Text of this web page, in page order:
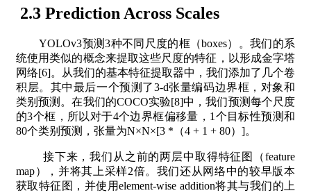
2.3 Prediction Across Scales
YOLOv3预测3种不同尺度的框（boxes）。我们的系
统使用类似的概念来提取这些尺度的特征，以形成金字塔
网络[6]。从我们的基本特征提取器中，我们添加了几个卷
积层。其中最后一个预测了3-d张量编码边界框，对象和
类别预测。在我们的COCO实验[8]中，我们预测每个尺度
的3个框，所以对于4个边界框偏移量，1个目标性预测和
80个类别预测，张量为N×N×[3 *（4 + 1 + 80）]。
接下来，我们从之前的两层中取得特征图（feature
map），并将其上采样2倍。我们还从网络中的较早版本
获取特征图，并使用element-wise addition将其与我们的上